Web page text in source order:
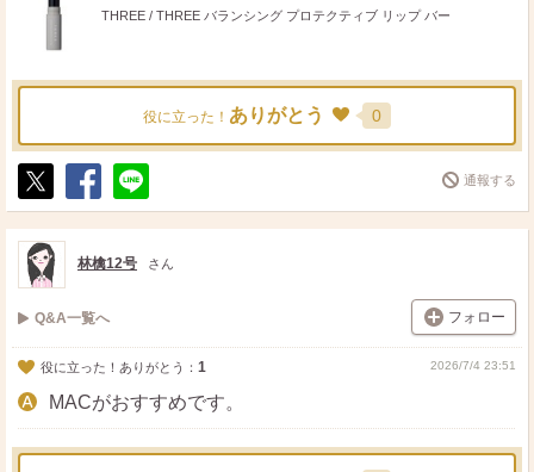
THREE / THREE バランシング プロテクティブ リップ バー
役に立った！ ありがとう 0
ポ
ス
ト
シ
ェ
送
る
通報する
林檎12号 さん
Q&A一覧へ フォロー
役に立った！ありがとう： 1 2026/7/4 23:51
MACがおすすめです。